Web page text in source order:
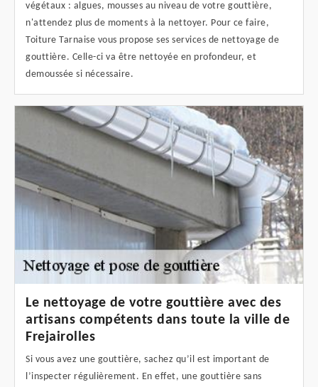
végétaux : algues, mousses au niveau de votre gouttière,
n'attendez plus de moments à la nettoyer. Pour ce faire,
Toiture Tarnaise vous propose ses services de nettoyage de
gouttière. Celle-ci va être nettoyée en profondeur, et
demoussée si nécessaire.
Le nettoyage de votre gouttière avec des
artisans compétents dans toute la ville de
Frejairolles
Si vous avez une gouttière, sachez qu’il est important de
l’inspecter régulièrement. En effet, une gouttière sans